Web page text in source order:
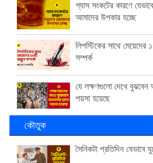
গ্যাস সংকটের কারণে
আমাদের উপকার হচ্ছে
লিপস্টিকের সাথে
সম্পর্ক
যে লক্ষণগুলো দেখে বুঝবেন
পয়সা হয়েছে
কৌতুক
সৈনিকটা প্রতিদিন যেভাবে